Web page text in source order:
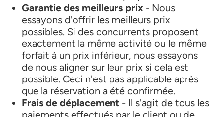
Garantie des meilleurs prix - Nous
essayons d'offrir les meilleurs prix
possibles. Si des concurrents proposent
exactement la même activité ou le même
forfait à un prix inférieur, nous essayons
de nous aligner sur leur prix si cela est
possible. Ceci n'est pas applicable après
que la réservation a été confirmée.
Frais de déplacement - Il s'agit de tous les
paiements effectués par le client ou de